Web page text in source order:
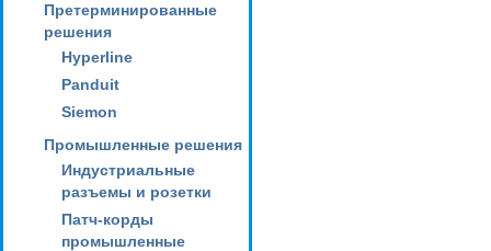
Претерминированные
решения
Hyperline
Panduit
Siemon
Промышленные решения
Индустриальные
разъемы и розетки
Патч-корды
промышленные